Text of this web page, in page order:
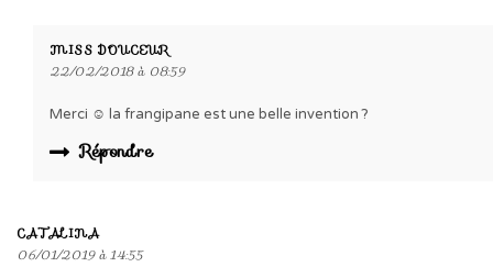
MISS DOUCEUR
22/02/2018 à 08:59
Merci ☺️ la frangipane est une belle invention ?
Répondre
CATALINA
06/01/2019 à 14:55